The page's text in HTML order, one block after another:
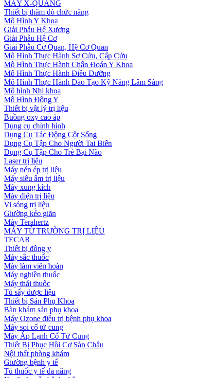
MÁY X-QUANG
Thiết bị thăm dò chức năng
Mô Hình Y Khoa
Giải Phẫu Hệ Xương
Giải Phẫu Hệ Cơ
Giải Phẫu Cơ Quan, Hệ Cơ Quan
Mô Hình Thực Hành Sơ Cứu, Cấp Cứu
Mô Hình Thực Hành Chẩn Đoán Y Khoa
Mô Hình Thực Hành Điều Dưỡng
Mô Hình Thực Hành Đào Tạo Kỹ Năng Lâm Sàng
Mô hình Nhi khoa
Mô Hình Đông Y
Thiết bị vật lý trị liệu
Buồng oxy cao áp
Dụng cụ chỉnh hình
Dụng Cụ Tác Động Cột Sống
Dụng Cụ Tập Cho Người Tai Biến
Dụng Cụ Tập Cho Trẻ Bại Não
Laser trị liệu
Máy nén ép trị liệu
Máy siêu âm trị liệu
Máy xung kích
Máy điện trị liệu
Vi sóng trị liệu
Giường kéo giãn
Máy Terahertz
MÁY TỪ TRƯỜNG TRỊ LIỆU
TECAR
Thiết bị đông y
Máy sắc thuốc
Máy làm viên hoàn
Máy nghiền thuốc
Máy thái thuốc
Tủ sấy dược liệu
Thiết bị Sản Phụ Khoa
Bàn khám sản phụ khoa
Máy Ozone điều trị bệnh phụ khoa
Máy soi cổ tử cung
Máy Áp Lạnh Cổ Tử Cung
Thiết Bị Phục Hồi Cơ Sàn Chậu
Nội thất phòng khám
Giường bệnh y tế
Tủ thuốc y tế đa năng